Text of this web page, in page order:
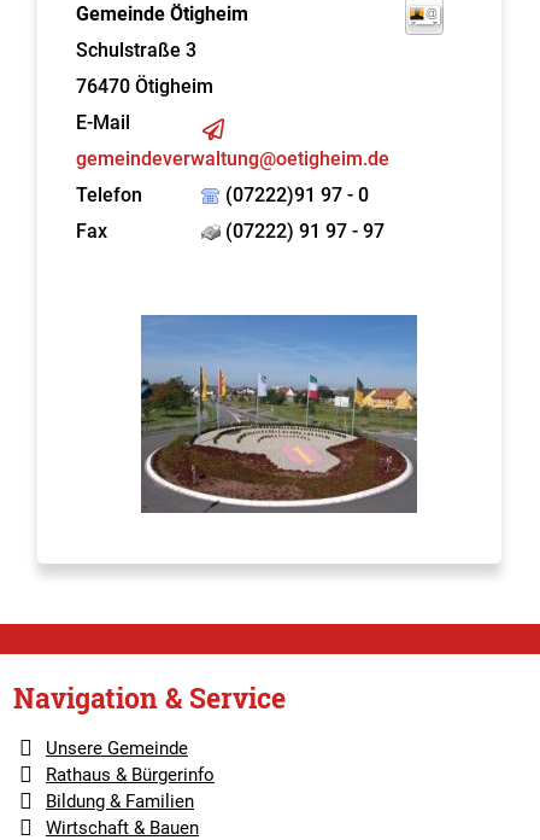
Gemeinde Ötigheim
Schulstraße 3
76470 Ötigheim
E-Mail
gemeindeverwaltung@oetigheim.de
Telefon
(07222)91 97 - 0
Fax
(07222) 91 97 - 97
Navigation & Service
Unsere Gemeinde
Rathaus & Bürgerinfo
Bildung & Familien
Wirtschaft & Bauen